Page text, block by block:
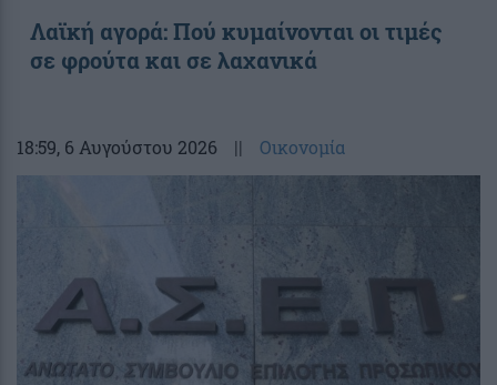
Λαϊκή αγορά: Πού κυμαίνονται οι τιμές
σε φρούτα και σε λαχανικά
18:59, 6 Αυγούστου 2026 || Οικονομία